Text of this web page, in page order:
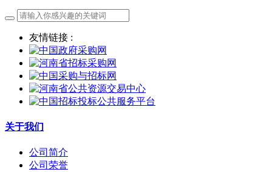
友情链接 :
关于我们
公司简介
公司荣誉